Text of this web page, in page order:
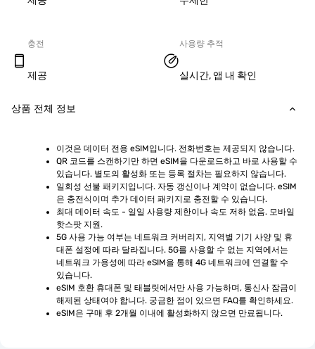
충전
제공
사용량 추적
실시간, 앱 내 확인
상품 전체 정보
이것은 데이터 전용 eSIM입니다. 전화번호는 제공되지 않습니다.
QR 코드를 스캔하기만 하면 eSIM을 다운로드하고 바로 사용할 수
있습니다. 별도의 활성화 또는 등록 절차는 필요하지 않습니다.
일회성 선불 패키지입니다. 자동 갱신이나 계약이 없습니다. eSIM
은 충전식이며 추가 데이터 패키지로 충전할 수 있습니다.
최대 데이터 속도 - 일일 사용량 제한이나 속도 저하 없음. 모바일
핫스팟 지원.
5G 사용 가능 여부는 네트워크 커버리지, 지역별 기기 사양 및 휴
대폰 설정에 따라 달라집니다. 5G를 사용할 수 없는 지역에서는
네트워크 가용성에 따라 eSIM을 통해 4G 네트워크에 연결할 수
있습니다.
eSIM 호환 휴대폰 및 태블릿에서만 사용 가능하며, 통신사 잠금이
해제된 상태여야 합니다. 궁금한 점이 있으면 FAQ를 확인하세요.
eSIM은 구매 후 2개월 이내에 활성화하지 않으면 만료됩니다.